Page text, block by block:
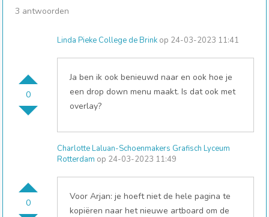
3 antwoorden
0
Linda Pieke College de Brink op 24-03-2023 11:41
Ja ben ik ook benieuwd naar en ook hoe je
een drop down menu maakt. Is dat ook met
overlay?
0
Charlotte Laluan-Schoenmakers Grafisch Lyceum
Rotterdam op 24-03-2023 11:49
Voor Arjan: je hoeft niet de hele pagina te
kopiëren naar het nieuwe artboard om de